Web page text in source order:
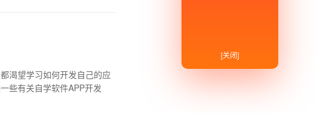
渴望学习如何开发自己的应
些有关自学软件APP开发
[关闭]